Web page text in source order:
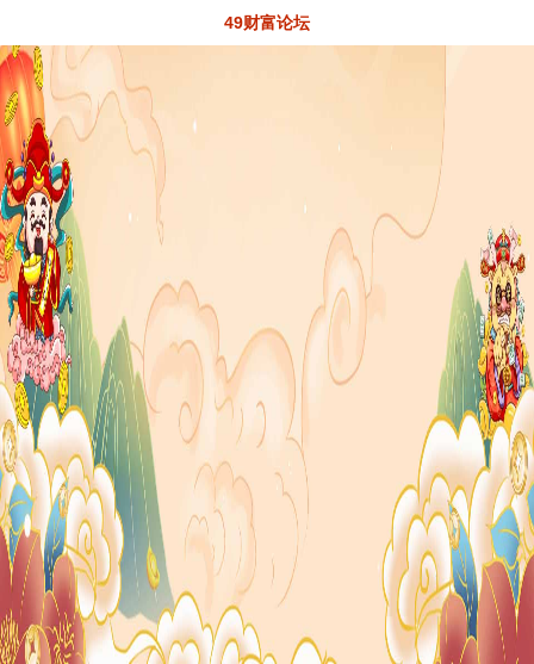
49财富论坛